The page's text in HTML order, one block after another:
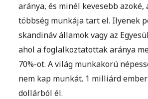
aránya, és minél kevesebb azoké,
többség munkája tart el. Ilyenek
skandináv államok vagy az
ahol a foglalkoztatottak aránya
70%-ot. A világ munkakorú
nem kap munkát. 1 milliárd
dollárból él.